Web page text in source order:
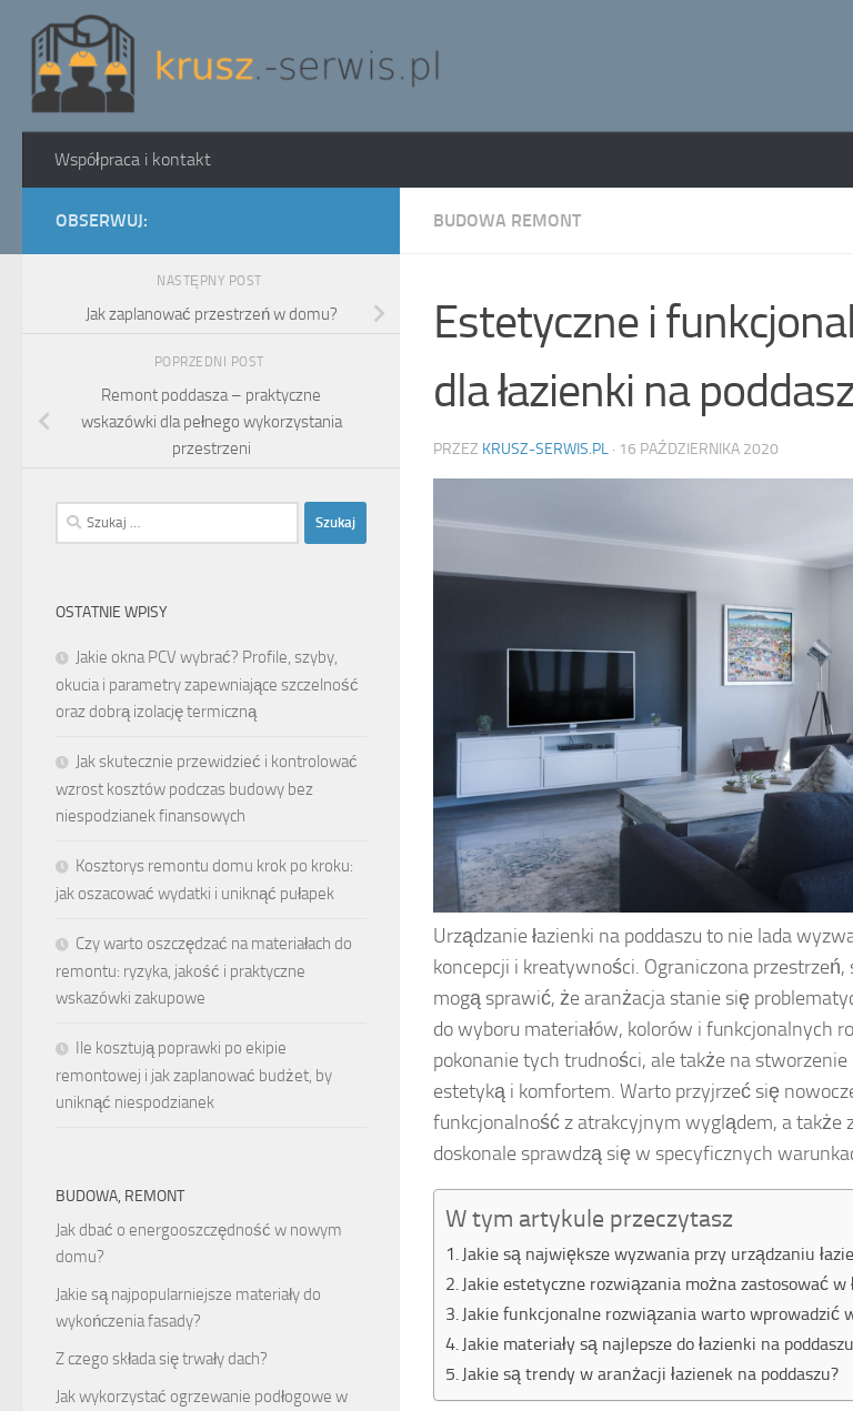
Skip to content
Współpraca i kontakt
BUDOWA REMONT
Estetyczne i
dla łazienki na
PRZEZ KRUSZ-SERWIS.PL · 16 PAŹDZIERNIKA 2020
Urządzanie łazienki na poddaszu to nie lada
koncepcji i kreatywności. Ograniczona
mogą sprawić, że aranżacja stanie się
do wyboru materiałów, kolorów i funkcjonalnych
pokonanie tych trudności, ale także na
estetyką i komfortem. Warto przyjrzeć się
funkcjonalność z atrakcyjnym wyglądem, a także
doskonale sprawdzą się w specyficznych
W tym artykule przeczytasz
Jakie są największe wyzwania przy urządzaniu
Jakie estetyczne rozwiązania można zastosować w
Jakie funkcjonalne rozwiązania warto wprowadzić
Jakie materiały są najlepsze do łazienki na
Jakie są trendy w aranżacji łazienek na poddaszu?
OBSERWUJ:
NASTĘPNY POST
Jak zaplanować przestrzeń w domu?
POPRZEDNI POST
Remont poddasza – praktyczne
wskazówki dla pełnego wykorzystania
przestrzeni
Szukaj:
OSTATNIE WPISY
Jakie okna PCV wybrać? Profile, szyby,
okucia i parametry zapewniające szczelność
oraz dobrą izolację termiczną
Jak skutecznie przewidzieć i kontrolować
wzrost kosztów podczas budowy bez
niespodzianek finansowych
Kosztorys remontu domu krok po kroku:
jak oszacować wydatki i uniknąć pułapek
Czy warto oszczędzać na materiałach do
remontu: ryzyka, jakość i praktyczne
wskazówki zakupowe
Ile kosztują poprawki po ekipie
remontowej i jak zaplanować budżet, by
uniknąć niespodzianek
BUDOWA, REMONT
Jak dbać o energooszczędność w nowym
domu?
Jakie są najpopularniejsze materiały do
wykończenia fasady?
Z czego składa się trwały dach?
Jak wykorzystać ogrzewanie podłogowe w